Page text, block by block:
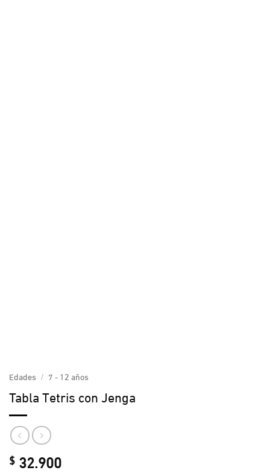
Edades / 7 - 12 años
Tabla Tetris con Jenga
$ 32.900